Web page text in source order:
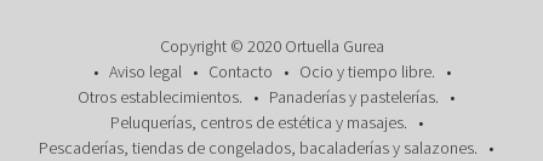
Copyright © 2020 Ortuella Gurea
Aviso legal
Contacto
Ocio y tiempo libre.
Otros establecimientos.
Panaderías y pastelerías.
Peluquerías, centros de estética y masajes.
Pescaderías, tiendas de congelados, bacaladerías y salazones.